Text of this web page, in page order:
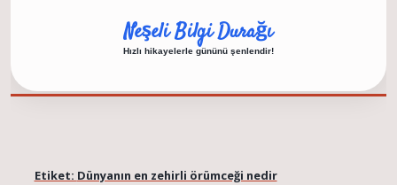
Neşeli Bilgi Durağı
Hızlı hikayelerle gününü şenlendir!
Etiket: Dünyanın en zehirli örümceği nedir